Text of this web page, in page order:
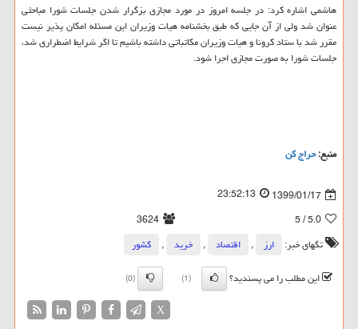
هاشمی اشاره كرد: در جلسه امروز در مورد مجازی بزگرار شدن جلسات شورا مباحثی
عنوان شد ولی از آن جایی كه طبق بخشنامه هیات وزیران این مسئله امكان پذیر نیست
مقرر شد با ستاد كرونا و هیات وزیران مكاتباتی داشته باشیم تا اگر شرایط اضطراری شد،
جلسات شورا به صورت مجازی اجرا شود.
منبع:حراج كن
1399/01/17
23:52:13
5.0
/ 5
3624
تگهای خبر:
ارز , اقتصاد , خرید ,
كشور
این مطلب را می پسندید؟
(1)
(0)
X